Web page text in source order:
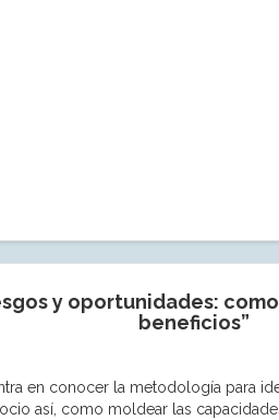
y oportunidades:
beneficios”
en conocer la metodología para
así, como moldear las